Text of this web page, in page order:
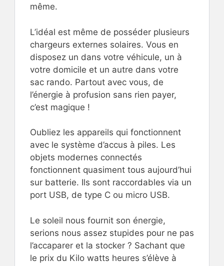
même.
L’idéal est même de posséder plusieurs
chargeurs externes solaires. Vous en
disposez un dans votre véhicule, un à
votre domicile et un autre dans votre
sac rando. Partout avec vous, de
l’énergie à profusion sans rien payer,
c’est magique !
Oubliez les appareils qui fonctionnent
avec le système d’accus à piles. Les
objets modernes connectés
fonctionnent quasiment tous aujourd’hui
sur batterie. Ils sont raccordables via un
port USB, de type C ou micro USB.
Le soleil nous fournit son énergie,
serions nous assez stupides pour ne pas
l’accaparer et la stocker ? Sachant que
le prix du Kilo watts heures s’élève à